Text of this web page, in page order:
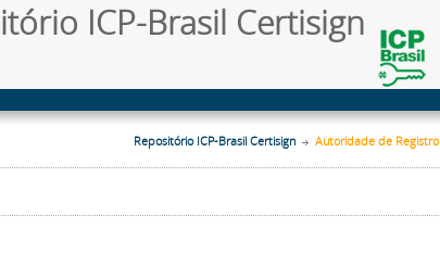
ICP-Brasil Certisign
Repositório ICP-Brasil Certisign Autoridade de Registro